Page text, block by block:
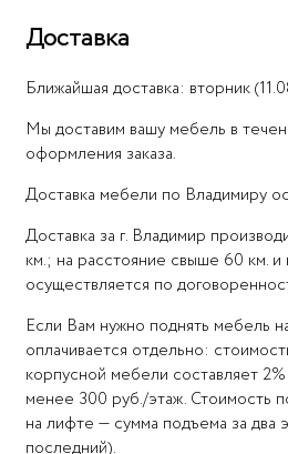
Доставка
Ближайшая доставка: вторник
Мы доставим вашу мебель в
оформления заказа.
Доставка мебели по Владимиру
Доставка за г. Владимир
км.; на расстояние свыше 60 км. и
осуществляется по
Если Вам нужно поднять мебель
оплачивается отдельно:
корпусной мебели составляет
менее 300 руб./этаж. Стоимость
на лифте — сумма подъема за два
последний).